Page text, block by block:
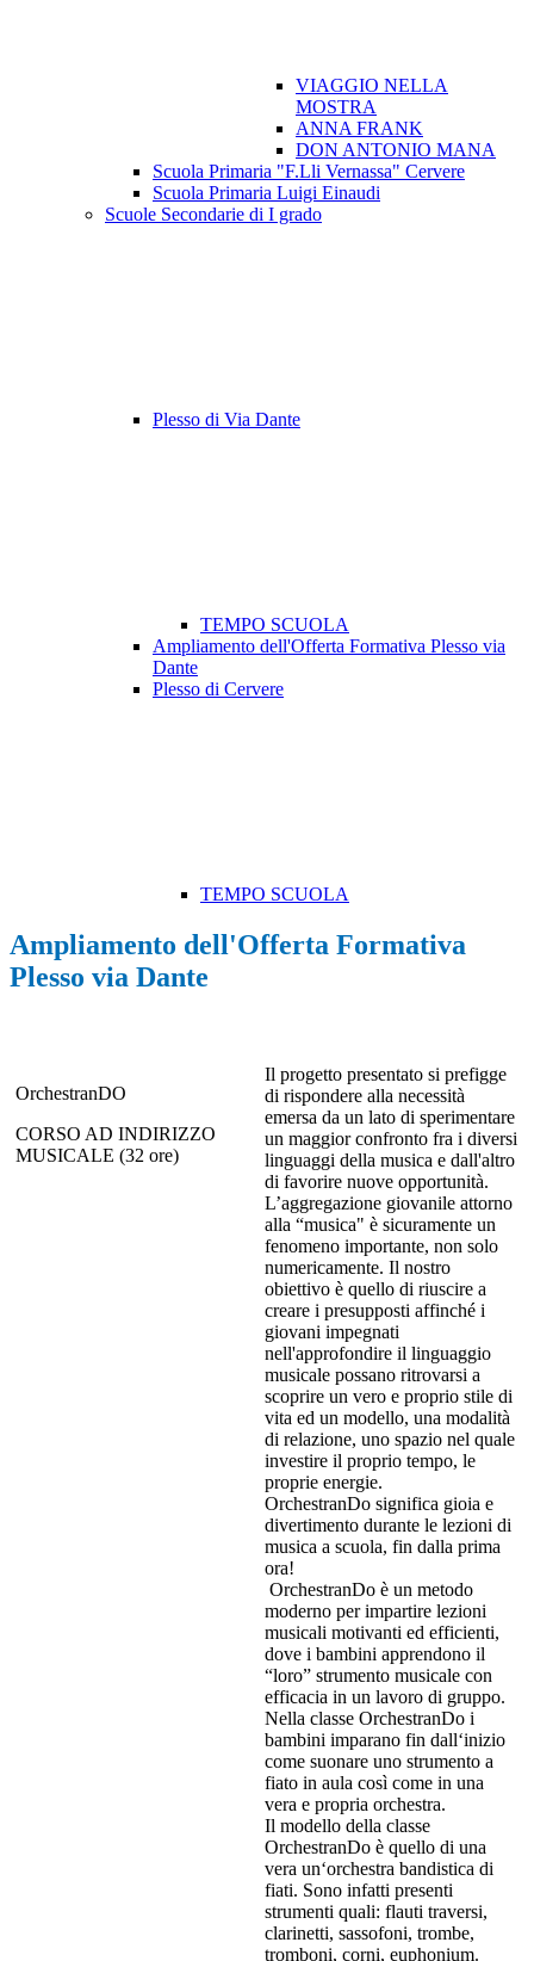
VIAGGIO NELLA
MOSTRA
ANNA FRANK
DON ANTONIO MANA
Scuola Primaria "F.Lli Vernassa" Cervere
Scuola Primaria Luigi Einaudi
Scuole Secondarie di I grado
Plesso di Via Dante
TEMPO SCUOLA
Ampliamento dell'Offerta Formativa Plesso via
Dante
Plesso di Cervere
TEMPO SCUOLA
Ampliamento dell'Offerta Formativa
Plesso via Dante
OrchestranDO
CORSO AD INDIRIZZO
MUSICALE (32 ore)
Il progetto presentato si prefigge
di rispondere alla necessità
emersa da un lato di sperimentare
un maggior confronto fra i diversi
linguaggi della musica e dall'altro
di favorire nuove opportunità.
L’aggregazione giovanile attorno
alla “musica" è sicuramente un
fenomeno importante, non solo
numericamente. Il nostro
obiettivo è quello di riuscire a
creare i presupposti affinché i
giovani impegnati
nell'approfondire il linguaggio
musicale possano ritrovarsi a
scoprire un vero e proprio stile di
vita ed un modello, una modalità
di relazione, uno spazio nel quale
investire il proprio tempo, le
proprie energie.
OrchestranDo significa gioia e
divertimento durante le lezioni di
musica a scuola, fin dalla prima
ora!
OrchestranDo è un metodo
moderno per impartire lezioni
musicali motivanti ed efficienti,
dove i bambini apprendono il
“loro” strumento musicale con
efficacia in un lavoro di gruppo.
Nella classe OrchestranDo i
bambini imparano fin dall‘inizio
come suonare uno strumento a
fiato in aula così come in una
vera e propria orchestra.
Il modello della classe
OrchestranDo è quello di una
vera un‘orchestra bandistica di
fiati. Sono infatti presenti
strumenti quali: flauti traversi,
clarinetti, sassofoni, trombe,
tromboni, corni, euphonium.